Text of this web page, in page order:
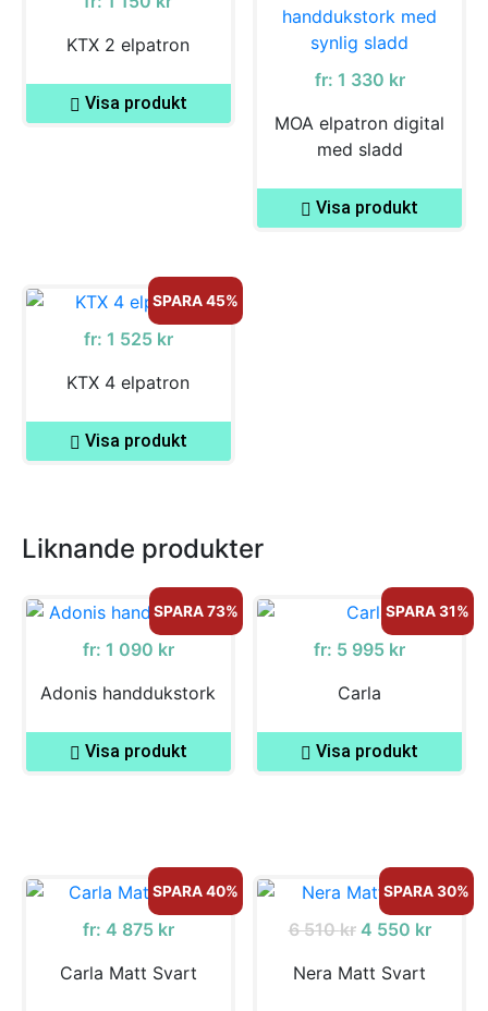
KTX 2 elpatron
Visa produkt
fr: 1 330 kr
MOA elpatron digital
med sladd
Visa produkt
SPARA 45%
fr: 1 525 kr
KTX 4 elpatron
Visa produkt
Liknande produkter
SPARA 73%
fr: 1 090 kr
Adonis handdukstork
Visa produkt
SPARA 31%
fr: 5 995 kr
Carla
Visa produkt
SPARA 40%
fr: 4 875 kr
Carla Matt Svart
SPARA 30%
6 510kr 4 550 kr
Nera Matt Svart